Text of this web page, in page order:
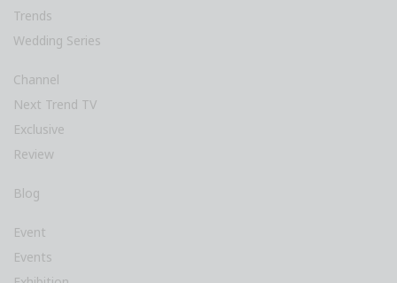
Trends
Wedding Series
Channel
Next Trend TV
Exclusive
Review
Blog
Event
Events